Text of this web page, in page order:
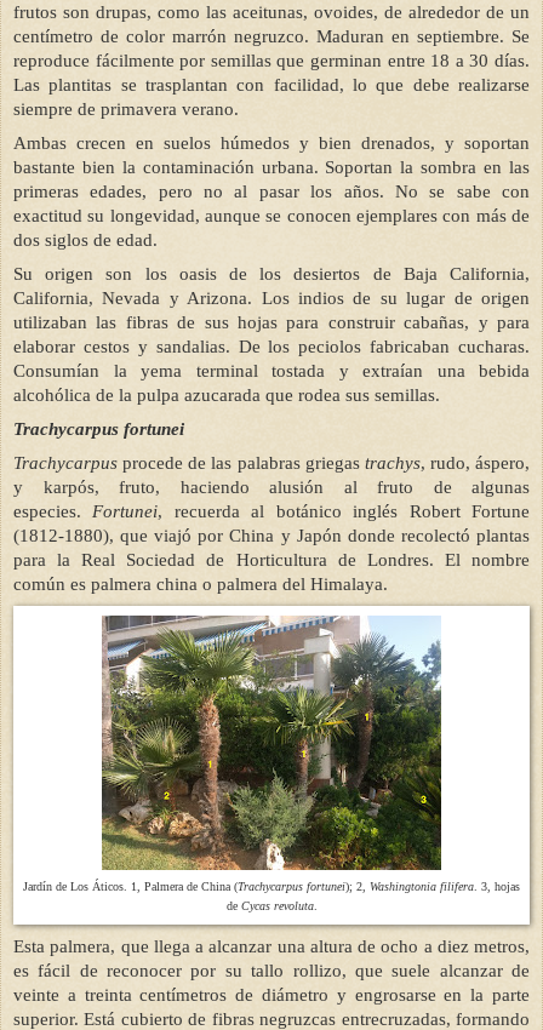
frutos son drupas, como las aceitunas, ovoides, de alrededor de un
centímetro de color marrón negruzco. Maduran en septiembre. Se
reproduce fácilmente por semillas que germinan entre 18 a 30 días.
Las plantitas se trasplantan con facilidad, lo que debe realizarse
siempre de primavera verano.
Ambas crecen en suelos húmedos y bien drenados, y soportan
bastante bien la contaminación urbana. Soportan la sombra en las
primeras edades, pero no al pasar los años. No se sabe con
exactitud su longevidad, aunque se conocen ejemplares con más de
dos siglos de edad.
Su origen son los oasis de los desiertos de Baja California,
California, Nevada y Arizona. Los indios de su lugar de origen
utilizaban las fibras de sus hojas para construir cabañas, y para
elaborar cestos y sandalias. De los peciolos fabricaban cucharas.
Consumían la yema terminal tostada y extraían una bebida
alcohólica de la pulpa azucarada que rodea sus semillas.
Trachycarpus fortunei
Trachycarpusprocede de las palabras griegas trachys, rudo, áspero,
y karpós, fruto, haciendo alusión al fruto de algunas
especies. Fortunei, recuerda al botánico inglés Robert Fortune
(1812-1880), que viajó por China y Japón donde recolectó plantas
para la Real Sociedad de Horticultura de Londres. El nombre
común es palmera china o palmera del Himalaya.
Jardín de Los Áticos. 1, Palmera de China (Trachycarpus fortunei); 2, Washingtonia filifera . 3, hojas
de Cycas revoluta.
Esta palmera, que llega a alcanzar una altura de ocho a diez metros,
es fácil de reconocer por su tallo rollizo, que suele alcanzar de
veinte a treinta centímetros de diámetro y engrosarse en la parte
superior. Está cubierto de fibras negruzcas entrecruzadas, formando